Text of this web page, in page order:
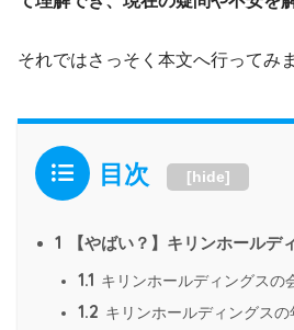
それではさっそく本文へ行ってみ
目次 [hide]
1 【やばい？】キリンホールデ
1.1 キリンホールディングスの
1.2 キリンホールディングスの